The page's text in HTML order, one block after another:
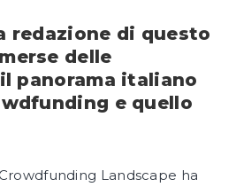
redazione di questo
delle
panorama italiano
e quello
Landscape ha